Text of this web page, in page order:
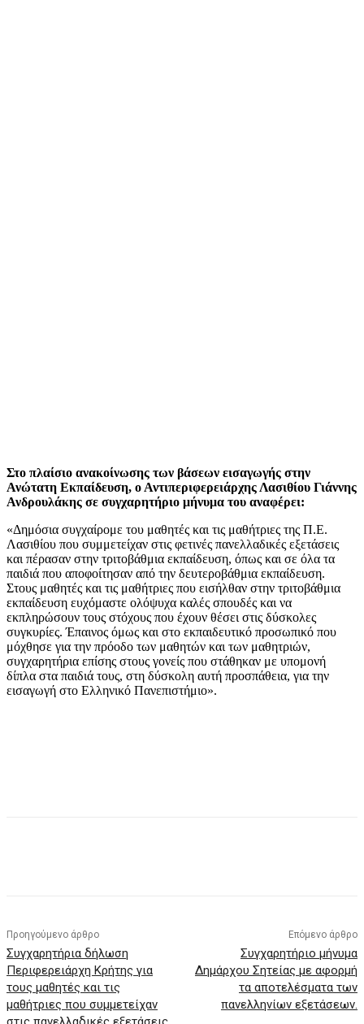
Στο πλαίσιο ανακοίνωσης των βάσεων εισαγωγής στην
Ανώτατη Εκπαίδευση, ο Αντιπεριφερειάρχης Λασιθίου Γιάννης
Ανδρουλάκης σε συγχαρητήριο μήνυμα του αναφέρει:
«Δημόσια συγχαίρομε του μαθητές και τις μαθήτριες της Π.Ε.
Λασιθίου που συμμετείχαν στις φετινές πανελλαδικές εξετάσεις
και πέρασαν στην τριτοβάθμια εκπαίδευση, όπως και σε όλα τα
παιδιά που αποφοίτησαν από την δευτεροβάθμια εκπαίδευση.
Στους μαθητές και τις μαθήτριες που εισήλθαν στην τριτοβάθμια
εκπαίδευση ευχόμαστε ολόψυχα καλές σπουδές και να
εκπληρώσουν τους στόχους που έχουν θέσει στις δύσκολες
συγκυρίες. Έπαινος όμως και στο εκπαιδευτικό προσωπικό που
μόχθησε για την πρόοδο των μαθητών και των μαθητριών,
συγχαρητήρια επίσης στους γονείς που στάθηκαν με υπομονή
δίπλα στα παιδιά τους, στη δύσκολη αυτή προσπάθεια, για την
εισαγωγή στο Ελληνικό Πανεπιστήμιο».
Προηγούμενο άρθρο
Συγχαρητήρια δήλωση
Περιφερειάρχη Κρήτης για
τους μαθητές και τις
μαθήτριες που συμμετείχαν
Επόμενο άρθρο
Συγχαρητήριο μήνυμα
Δημάρχου Σητείας με αφορμή
τα αποτελέσματα των
πανελληνίων εξετάσεων.